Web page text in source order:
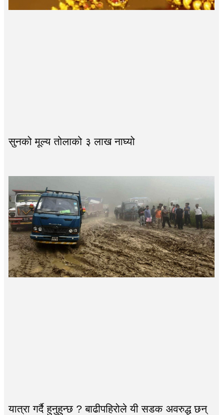
सुनको मूल्य तोलाको ३ लाख नाघ्यो
यात्रा गर्दै हुनुहुन्छ ? बाढीपहिरोले यी सडक अवरुद्ध छन्